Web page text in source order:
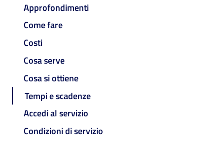
Approfondimenti
Come fare
Costi
Cosa serve
Cosa si ottiene
Tempi e scadenze
Accedi al servizio
Condizioni di servizio